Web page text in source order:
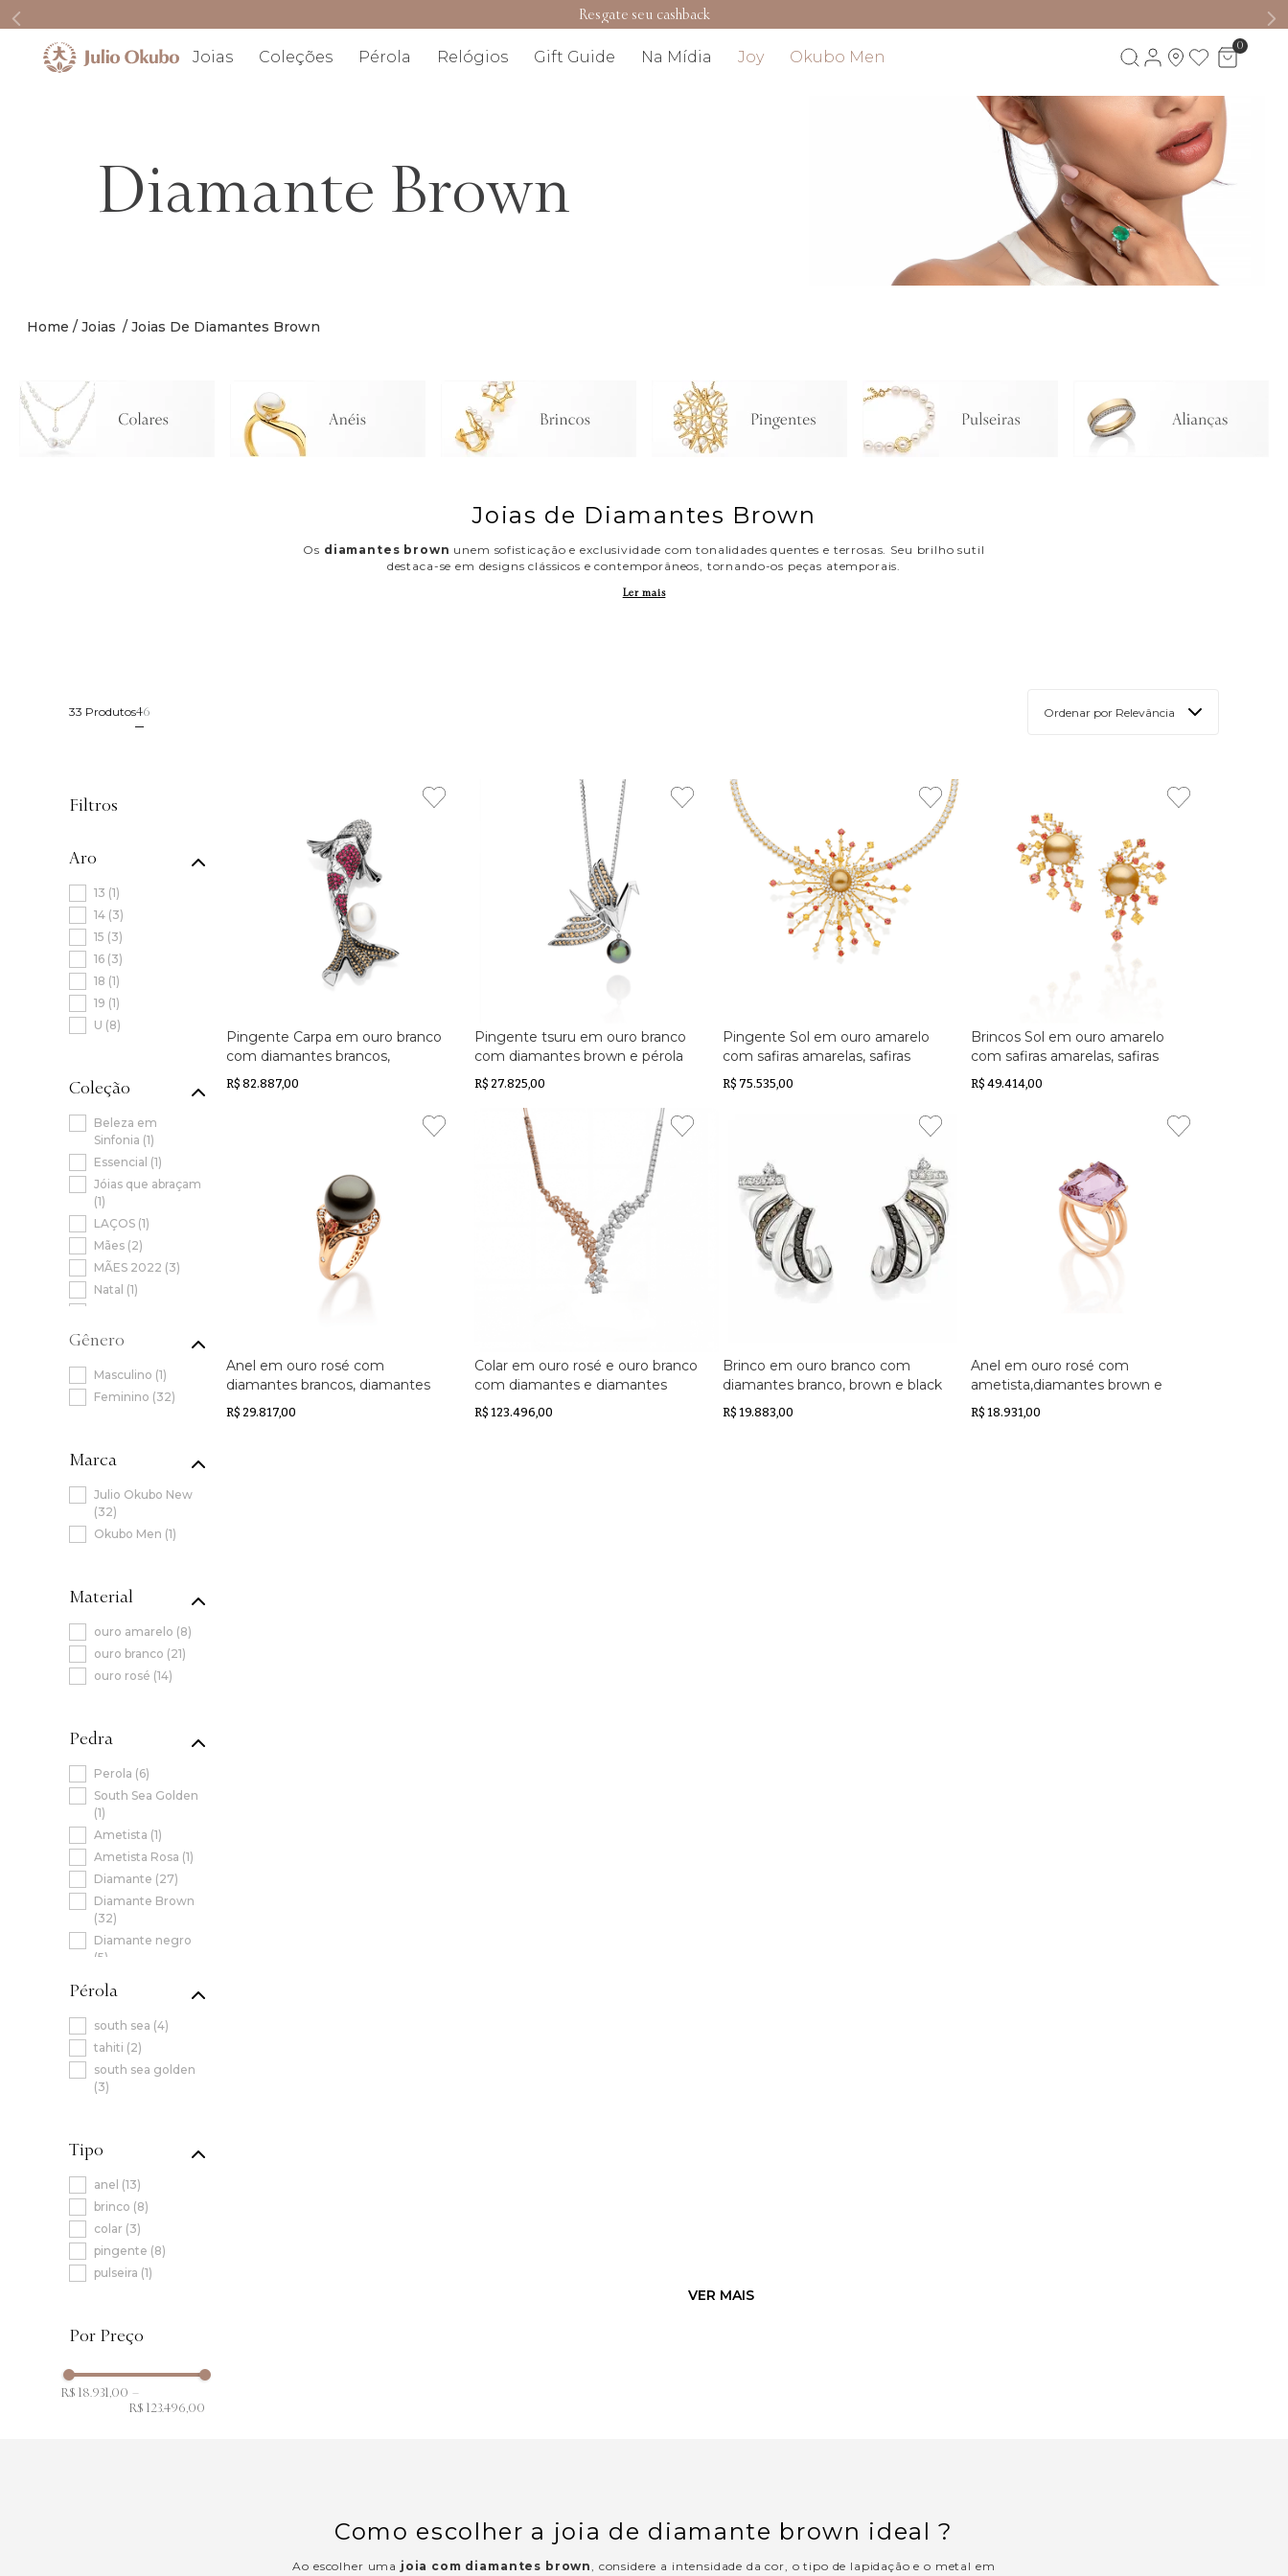
Resgate seu cashback
Joias Coleções Pérola Relógios Gift Guide Na Mídia Joy Okubo Men
0
Visite também
Diamante Brown
Joias Joias De Diamantes Brown
Joias de Diamantes Brown
Os diamantes brown unem sofisticação e exclusividade com tonalidades quentes e terrosas. Seu brilho sutil
destaca-se em designs clássicos e contemporâneos, tornando-os peças atemporais.
Ler mais
33 Produtos46 Ordenar por Relevância
Filtros
Aro
13 (1)
14 (3)
15 (3)
16 (3)
18 (1)
19 (1)
U (8)
Coleção
Beleza em
Sinfonia (1)
Essencial (1)
Jóias que abraçam
(1)
LAÇOS (1)
Mães (2)
MÃES 2022 (3)
Natal (1)
Formas (1)
Gender
(1)
(32)
Marca
Julio Okubo New
(32)
Okubo Men (1)
Material
ouro amarelo (8)
ouro branco (21)
ouro rosé (14)
Pedra
Perola (6)
South Sea Golden
(1)
Ametista (1)
Ametista Rosa (1)
Diamante (27)
Diamante Brown
(32)
Diamante negro
(5)
Diamante TTLB
Peridoto ( 1)
Pérola
south sea (4)
tahiti (2)
south sea golden
(3)
Tipo
anel (13)
brinco (8)
colar (3)
pingente (8)
pulseira (1)
R$ 18.931,00 –
R$ 123.496,00
Pingente Carpa em ouro branco
com diamantes brancos,
diamantes black,diamantes
brown, rubis e pérola South Sea
R$ 82.887,00
Pingente tsuru em ouro branco
com diamantes brown e pérola
negra do Tahiti
R$ 27.825,00
Pingente Sol em ouro amarelo
com safiras amarelas, safiras
laranjas, diamantes brancos,
diamantes brown e pérola South
R$ 75.535,00
Brincos Sol em ouro amarelo
com safiras amarelas, safiras
laranjas, diamantes brancos,
diamantes brown e pérolas
R$ 49.414,00
Anel em ouro rosé com
diamantes brancos, diamantes
brown, turmalinas rosas e pérola
South Sea Negra
R$ 29.817,00
Colar em ouro rosé e ouro branco
com diamantes e diamantes
brown
R$ 123.496,00
Brinco em ouro branco com
diamantes branco, brown e black
R$ 19.883,00
Anel em ouro rosé com
ametista,diamantes brown e
diamante
R$ 18.931,00
Como escolher a joia de diamante brown ideal ?
Ao escolher uma joia com diamantes brown, considere a intensidade da cor, o tipo de lapidação e o metal em